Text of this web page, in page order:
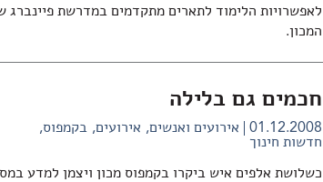
לאפשרויות הלימוד לתארים מתקדמים במדרשת פיינברג
המכון.
חכמים גם בלילה
01.12.2008 אירועים ואנשים אירועים בקמפוס
חדשות חינוך
כשלושת אלפים איש ביקרו בקמפוס מכון ויצמן למדע